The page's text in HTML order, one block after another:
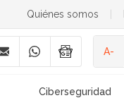
Quiénes somos
A-
Ciberseguridad